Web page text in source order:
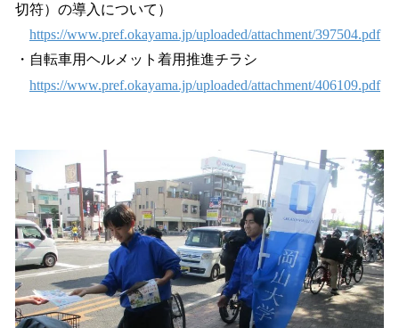
切符）の導入について）
https://www.pref.okayama.jp/uploaded/attachment/397504.pdf
・自転車用ヘルメット着用推進チラシ
https://www.pref.okayama.jp/uploaded/attachment/406109.pdf